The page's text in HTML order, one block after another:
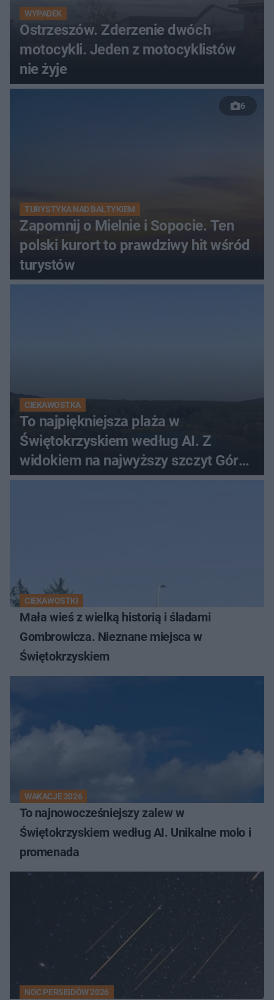
WYPADEK
Ostrzeszów. Zderzenie dwóch
motocykli. Jeden z motocyklistów
nie żyje
6
TURYSTYKA NAD BAŁTYKIEM
Zapomnij o Mielnie i Sopocie. Ten
polski kurort to prawdziwy hit wśród
turystów
CIEKAWOSTKA
To najpiękniejsza plaża w
Świętokrzyskiem według AI. Z
widokiem na najwyższy szczyt Gór
Świętokrzyskich
CIEKAWOSTKI
Mała wieś z wielką historią i śladami
Gombrowicza. Nieznane miejsca w
Świętokrzyskiem
WAKACJE 2026
To najnowocześniejszy zalew w
Świętokrzyskiem według AI. Unikalne molo i
promenada
NOC PERSEIDÓW 2026